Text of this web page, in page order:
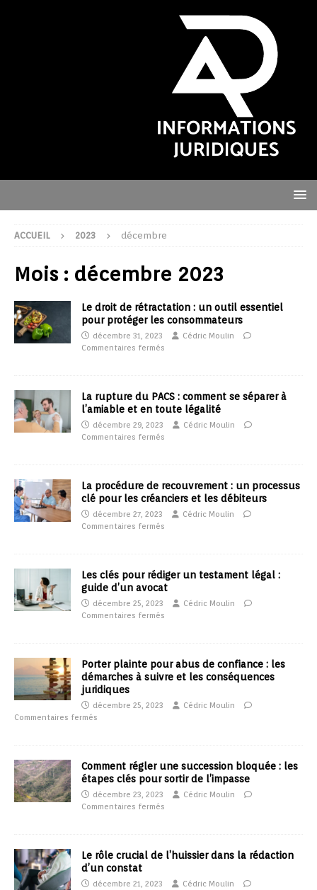
ACCUEIL 2023 décembre
Mois : décembre 2023
Le droit de rétractation : un outil essentiel
pour protéger les consommateurs
décembre 31, 2023
Cédric Moulin
Commentaires fermés
La rupture du PACS : comment se séparer à
l’amiable et en toute légalité
décembre 29, 2023
Cédric Moulin
Commentaires fermés
La procédure de recouvrement : un processus
clé pour les créanciers et les débiteurs
décembre 27, 2023
Cédric Moulin
Commentaires fermés
Les clés pour rédiger un testament légal :
guide d’un avocat
décembre 25, 2023
Cédric Moulin
Commentaires fermés
Porter plainte pour abus de confiance : les
démarches à suivre et les conséquences
juridiques
décembre 25, 2023
Cédric Moulin
Commentaires fermés
Comment régler une succession bloquée : les
étapes clés pour sortir de l’impasse
décembre 23, 2023
Cédric Moulin
Commentaires fermés
Le rôle crucial de l’huissier dans la rédaction
d’un constat
décembre 21, 2023
Cédric Moulin